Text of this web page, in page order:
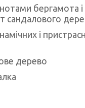
бергамота
і
дерево